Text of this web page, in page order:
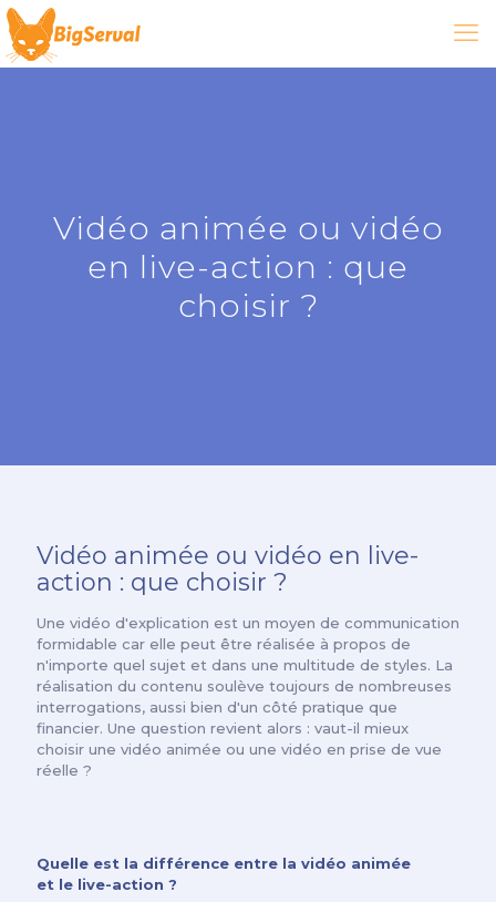
Vidéo animée ou vidéo
en live-action : que
choisir ?
Vidéo animée ou vidéo en live-
action : que choisir ?
Une vidéo d'explication est un moyen de communication
formidable car elle peut être réalisée à propos de
n'importe quel sujet et dans une multitude de styles. La
réalisation du contenu soulève toujours de nombreuses
interrogations, aussi bien d'un côté pratique que
financier. Une question revient alors : vaut-il mieux
choisir une vidéo animée ou une vidéo en prise de vue
réelle ?
Quelle est la différence entre la vidéo animée
et le live-action ?